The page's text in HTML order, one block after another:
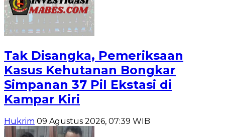
Tak Disangka, Pemeriksaan
Kasus Kehutanan Bongkar
Simpanan 37 Pil Ekstasi di
Kampar Kiri
Hukrim 09 Agustus 2026, 07:39 WIB